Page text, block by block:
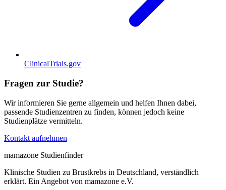
ClinicalTrials.gov
Fragen zur Studie?
Wir informieren Sie gerne allgemein und helfen Ihnen dabei,
passende Studienzentren zu finden, können jedoch keine
Studienplätze vermitteln.
Kontakt aufnehmen
mamazone Studienfinder
Klinische Studien zu Brustkrebs in Deutschland, verständlich
erklärt. Ein Angebot von mamazone e.V.